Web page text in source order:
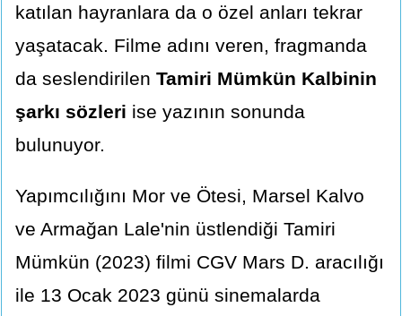
katılan hayranlara da o özel anları tekrar
yaşatacak. Filme adını veren, fragmanda
da seslendirilen Tamiri Mümkün Kalbinin
şarkı sözleri ise yazının sonunda
bulunuyor.
Yapımcılığını Mor ve Ötesi, Marsel Kalvo
ve Armağan Lale'nin üstlendiği Tamiri
Mümkün (2023) filmi CGV Mars D. aracılığı
ile 13 Ocak 2023 günü sinemalarda